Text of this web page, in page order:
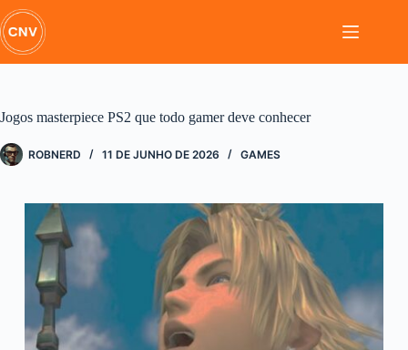
Pular
para
o
conteúdo
Jogos masterpiece PS2 que todo gamer deve conhecer
ROBNERD 11 DE JUNHO DE 2026 GAMES